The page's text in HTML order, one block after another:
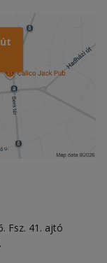
Fsz. 41. ajtó